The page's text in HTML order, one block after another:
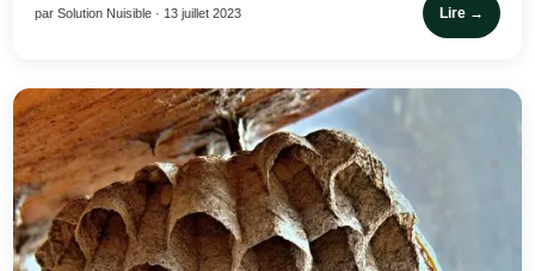
par Solution Nuisible · 13 juillet 2023 Lire →